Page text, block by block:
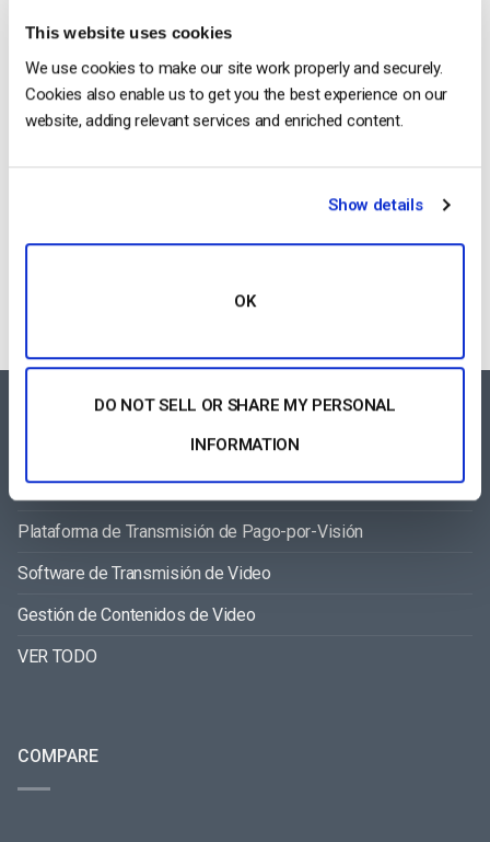
This website uses cookies
We use cookies to make our site work properly and securely.
Cookies also enable us to get you the best experience on our
website, adding relevant services and enriched content.
Show details
OK
DO NOT SELL OR SHARE MY PERSONAL
INFORMATION
Fomente el compromiso de los
empleados con las comunicaciones
corporativas en directo
by Max Wilbert
July 31, 2026
Categories
FEATURES AREA
Reproductor de Video para Todos los Dispositivos
Plataforma de Transmisión de Pago-por-Visión
Software de Transmisión de Video
Gestión de Contenidos de Video
VER TODO
COMPARE